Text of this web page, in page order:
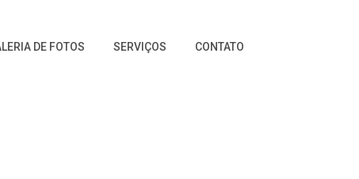
DE FOTOS SERVIÇOS CONTATO